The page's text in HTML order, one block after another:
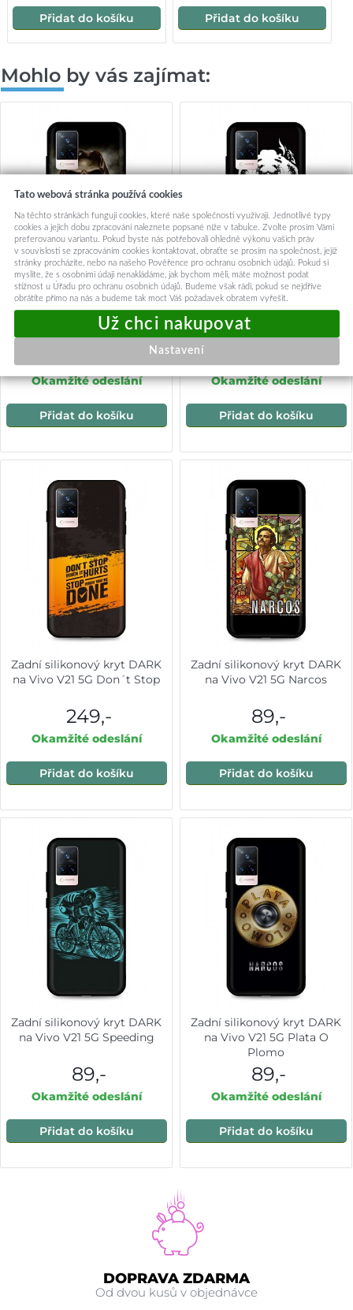
Přidat do košíku Přidat do košíku
Mohlo by vás zajímat:
Zadní silikonový kryt DARK
na Vivo V21 5G Respect
Okamžité odeslání
Přidat do košíku
Zadní silikonový kryt DARK
na Vivo V21 5G Fighting Dog
Okamžité odeslání
Přidat do košíku
Zadní silikonový kryt DARK
na Vivo V21 5G Don´t Stop
249,-
Okamžité odeslání
Přidat do košíku
Zadní silikonový kryt DARK
na Vivo V21 5G Narcos
89,-
Okamžité odeslání
Přidat do košíku
Zadní silikonový kryt DARK
na Vivo V21 5G Speeding
89,-
Okamžité odeslání
Přidat do košíku
Zadní silikonový kryt DARK
na Vivo V21 5G Plata O
Plomo
89,-
Okamžité odeslání
Přidat do košíku
DOPRAVA ZDARMA
Od dvou kusů v objednávce
Tato webová stránka používá cookies
Na těchto stránkách fungují cookies, které naše společnosti využívají. Jednotlivé typy
cookies a jejich dobu zpracování naleznete popsané níže v tabulce. Zvolte prosím Vámi
preferovanou variantu. Pokud byste nás potřebovali ohledně výkonu vašich práv
v souvislosti se zpracováním cookies kontaktovat, obraťte se prosím na společnost, jejíž
stránky procházíte, nebo na našeho Pověřence pro ochranu osobních údajů. Pokud si
myslíte, že s osobními údaji nenakládáme, jak bychom měli, máte možnost podat
stížnost u Úřadu pro ochranu osobních údajů. Budeme však rádi, pokud se nejdříve
obrátíte přímo na nás a budeme tak moct Váš požadavek obratem vyřešit.
Nastavení